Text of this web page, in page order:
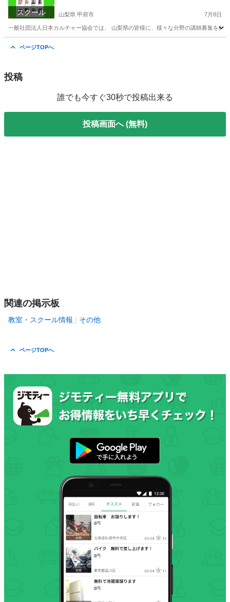
スクール 山梨県 甲府市 7月8日
一般社団法人日本カルチャー協会では、 山梨県の皆様に、様々な分野の講師募集を
ページTOPへ
投稿
誰でも今すぐ30秒で投稿出来る
投稿画面へ (無料)
関連の掲示板
教室・スクール情報 その他
ページTOPへ